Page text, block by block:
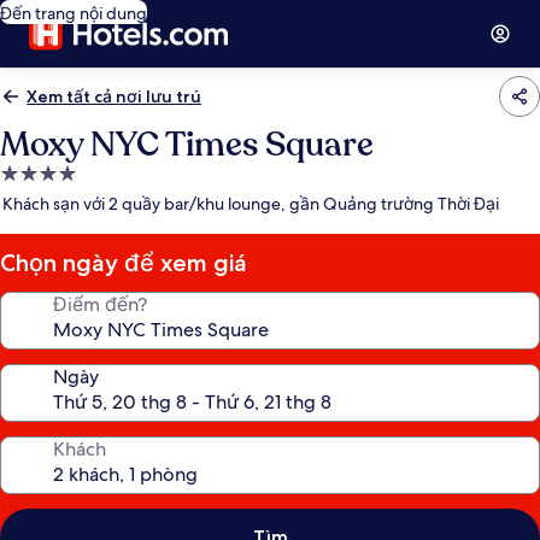
Đến trang nội dung
Xem tất cả nơi lưu trú
Moxy NYC Times Square
Nơi
lưu
4.0
sao
Khách sạn với 2 quầy bar/khu lounge, gần Quảng trường Thời Đại
Chọn ngày để xem giá
Điểm đến?
Ngày
Khách